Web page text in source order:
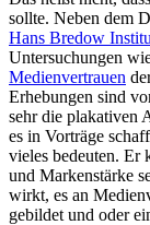
sollte. Neben dem
Hans Bredow
Untersuchungen
Medienvertrauen
Erhebungen sind
sehr die plakativen
es in Vorträge
vieles bedeuten. Er
und Markenstärke
wirkt, es an
gebildet und oder